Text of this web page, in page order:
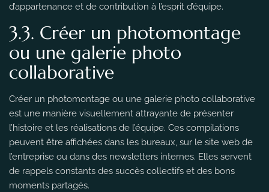
d’appartenance et de contribution à l’esprit d’équipe.
3.3. Créer un photomontage
ou une galerie photo
collaborative
Créer un photomontage ou une galerie photo collaborative
est une manière visuellement attrayante de présenter
l’histoire et les réalisations de l’équipe. Ces compilations
peuvent être affichées dans les bureaux, sur le site web de
l’entreprise ou dans des newsletters internes. Elles servent
de rappels constants des succès collectifs et des bons
moments partagés.